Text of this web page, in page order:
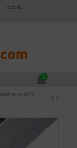
Accueil
0
de profil